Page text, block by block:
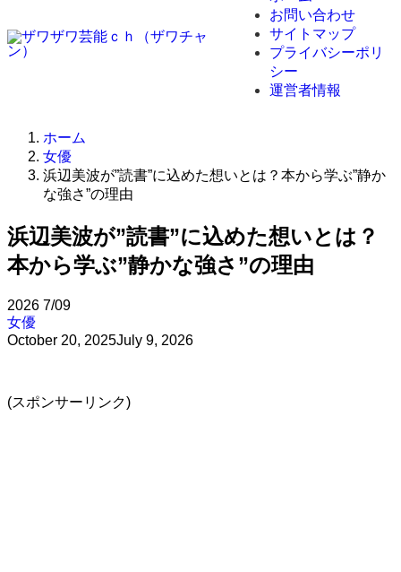
お問い合わせ
サイトマップ
プライバシーポリ
シー
運営者情報
ホーム
女優
浜辺美波が”読書”に込めた想いとは？本から学ぶ”静か
な強さ”の理由
浜辺美波が”読書”に込めた想いとは？
本から学ぶ”静かな強さ”の理由
2026 7/09
女優
October 20, 2025July 9, 2026
(スポンサーリンク)